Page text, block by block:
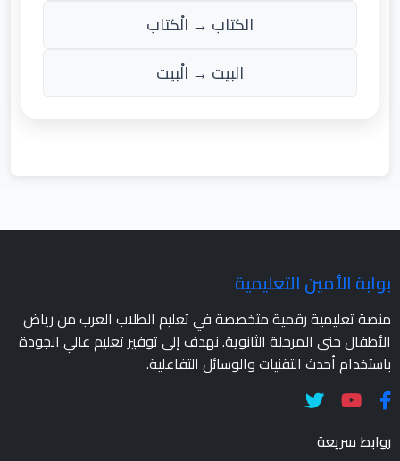
الكتاب → الْكتاب
البيت → الْبيت
بوابة الأمين التعليمية
منصة تعليمية رقمية متخصصة في تعليم الطلاب العرب من رياض
الأطفال حتى المرحلة الثانوية. نهدف إلى توفير تعليم عالي الجودة
باستخدام أحدث التقنيات والوسائل التفاعلية.
روابط سريعة